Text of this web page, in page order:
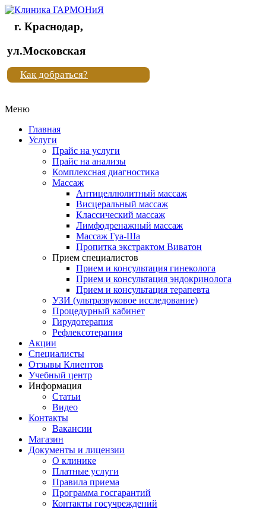
Клиника
"Новая
жизнь"
Клиника
жизнь"
г. Краснодар,
ул.Московская
Как добраться?
Меню
Главная
Услуги
Прайс на услуги
Прайс на анализы
Комплексная диагностика
Массаж
Антицеллюлитный массаж
Висцеральный массаж
Классический массаж
Лимфодренажный массаж
Массаж Гуа-Ша
Пропитка экстрактом Виватон
Прием специалистов
Прием и консультация гинеколога
Прием и консультация эндокринолога
Прием и консультация терапевта
УЗИ (ультразвуковое исследование)
Процедурный кабинет
Гирудотерапия
Рефлексотерапия
Акции
Специалисты
Отзывы Клиентов
Учебный центр
Информация
Статьи
Видео
Контакты
Вакансии
Магазин
Документы и лицензии
О клинике
Платные услуги
Правила приема
Программа госгарантий
Контакты госучреждений